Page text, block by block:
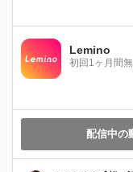
Lemino
初回1ヶ月間
配信中の